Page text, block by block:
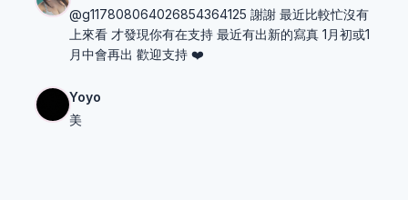
@g117808064026854364125 謝謝 最近比較忙沒有
上來看 才發現你有在支持 最近有出新的寫真 1月初或1
月中會再出 歡迎支持 ❤️
Yoyo
美